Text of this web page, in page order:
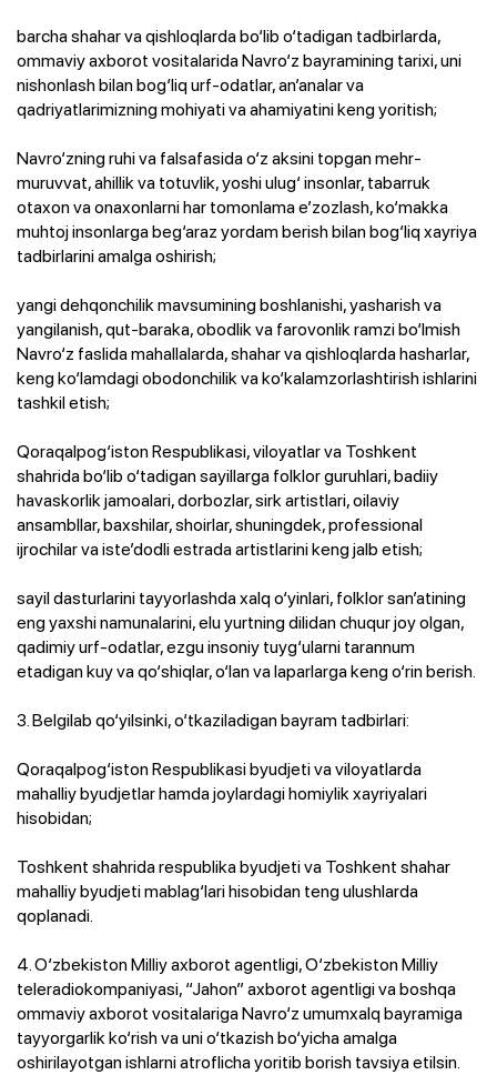
barcha shahar va qishloqlarda bo‘lib o‘tadigan tadbirlarda,
ommaviy axborot vositalarida Navro‘z bayramining tarixi, uni
nishonlash bilan bog‘liq urf-odatlar, an’analar va
qadriyatlarimizning mohiyati va ahamiyatini keng yoritish;
Navro‘zning ruhi va falsafasida o‘z aksini topgan mehr-
muruvvat, ahillik va totuvlik, yoshi ulug‘ insonlar, tabarruk
otaxon va onaxonlarni har tomonlama e’zozlash, ko‘makka
muhtoj insonlarga beg‘araz yordam berish bilan bog‘liq xayriya
tadbirlarini amalga oshirish;
yangi dehqonchilik mavsumining boshlanishi, yasharish va
yangilanish, qut-baraka, obodlik va farovonlik ramzi bo‘lmish
Navro‘z faslida mahallalarda, shahar va qishloqlarda hasharlar,
keng ko‘lamdagi obodonchilik va ko‘kalamzorlashtirish ishlarini
tashkil etish;
Qoraqalpog‘iston Respublikasi, viloyatlar va Toshkent
shahrida bo‘lib o‘tadigan sayillarga folklor guruhlari, badiiy
havaskorlik jamoalari, dorbozlar, sirk artistlari, oilaviy
ansambllar, baxshilar, shoirlar, shuningdek, professional
ijrochilar va iste’dodli estrada artistlarini keng jalb etish;
sayil dasturlarini tayyorlashda xalq o‘yinlari, folklor san’atining
eng yaxshi namunalarini, elu yurtning dilidan chuqur joy olgan,
qadimiy urf-odatlar, ezgu insoniy tuyg‘ularni tarannum
etadigan kuy va qo‘shiqlar, o‘lan va laparlarga keng o‘rin berish.
3. Belgilab qo‘yilsinki, o‘tkaziladigan bayram tadbirlari:
Qoraqalpog‘iston Respublikasi byudjeti va viloyatlarda
mahalliy byudjetlar hamda joylardagi homiylik xayriyalari
hisobidan;
Toshkent shahrida respublika byudjeti va Toshkent shahar
mahalliy byudjeti mablag‘lari hisobidan teng ulushlarda
qoplanadi.
4. O‘zbekiston Milliy axborot agentligi, O‘zbekiston Milliy
teleradiokompaniyasi, “Jahon” axborot agentligi va boshqa
ommaviy axborot vositalariga Navro‘z umumxalq bayramiga
tayyorgarlik ko‘rish va uni o‘tkazish bo‘yicha amalga
oshirilayotgan ishlarni atroflicha yoritib borish tavsiya etilsin.